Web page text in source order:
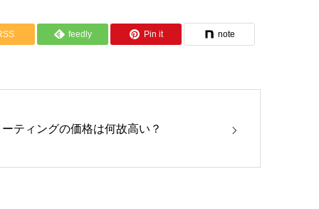
feedly Pin it note
ティングの価格は何故高い？